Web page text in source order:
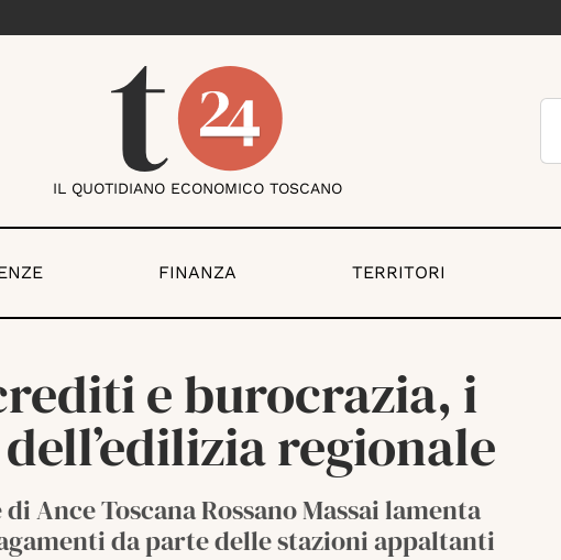
IL QUOTIDIANO ECONOMICO TOSCANO
FINANZA TERRITORI
e burocrazia, i
regionale
Ance Toscana Rossano Massai lamenta
da parte delle stazioni appaltanti